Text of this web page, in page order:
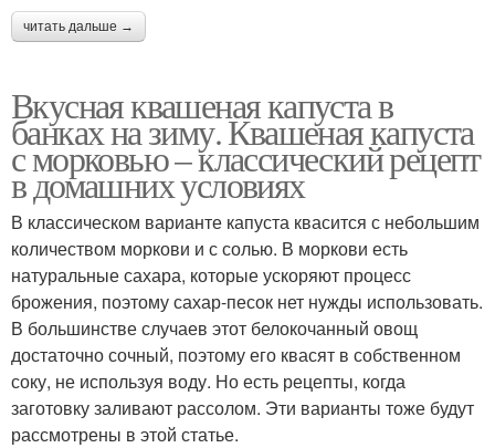
читать дальше →
Вкусная квашеная капуста в
банках на зиму. Квашеная капуста
с морковью – классический рецепт
в домашних условиях
В классическом варианте капуста квасится с небольшим
количеством моркови и с солью. В моркови есть
натуральные сахара, которые ускоряют процесс
брожения, поэтому сахар-песок нет нужды использовать.
В большинстве случаев этот белокочанный овощ
достаточно сочный, поэтому его квасят в собственном
соку, не используя воду. Но есть рецепты, когда
заготовку заливают рассолом. Эти варианты тоже будут
рассмотрены в этой статье.